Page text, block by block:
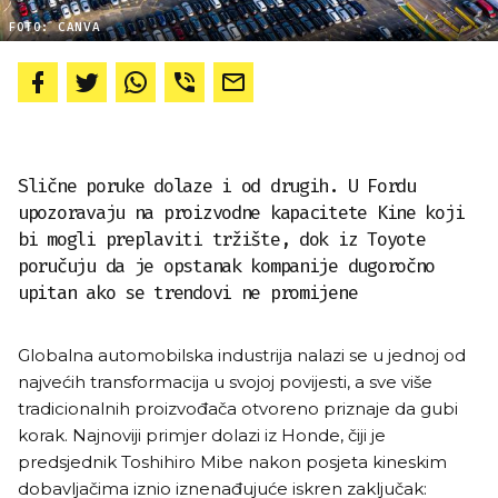
FOTO: CANVA
Slične poruke dolaze i od drugih. U Fordu
upozoravaju na proizvodne kapacitete Kine koji
bi mogli preplaviti tržište, dok iz Toyote
poručuju da je opstanak kompanije dugoročno
upitan ako se trendovi ne promijene
Globalna automobilska industrija nalazi se u jednoj od
najvećih transformacija u svojoj povijesti, a sve više
tradicionalnih proizvođača otvoreno priznaje da gubi
korak. Najnoviji primjer dolazi iz Honde, čiji je
predsjednik Toshihiro Mibe nakon posjeta kineskim
dobavljačima iznio iznenađujuće iskren zaključak: